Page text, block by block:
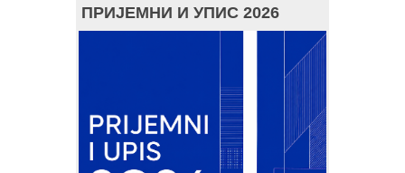
ПРИЈЕМНИ И УПИС 2026